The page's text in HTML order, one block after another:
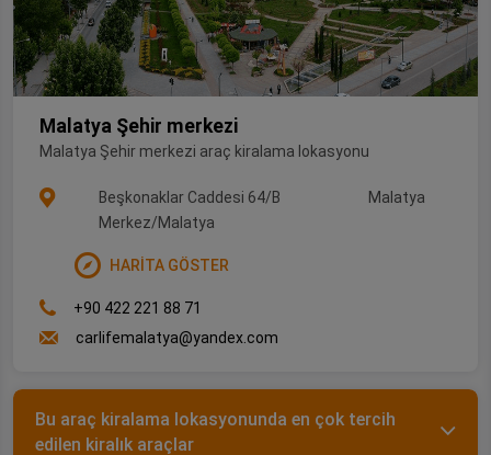
Malatya Şehir merkezi
Malatya Şehir merkezi araç kiralama lokasyonu
Beşkonaklar Caddesi 64/B
Merkez/Malatya
Malatya
HARİTA GÖSTER
+90 422 221 88 71
carlifemalatya@yandex.com
Bu araç kiralama lokasyonunda en çok tercih
edilen kiralık araçlar